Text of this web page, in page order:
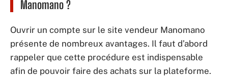
Manomano ?
Ouvrir un compte sur le site vendeur Manomano
présente de nombreux avantages. Il faut d’abord
rappeler que cette procédure est indispensable
afin de pouvoir faire des achats sur la plateforme.